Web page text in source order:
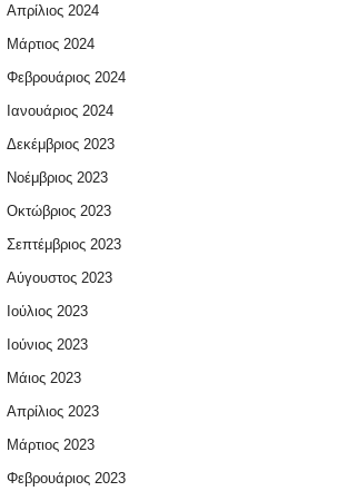
Απρίλιος 2024
Μάρτιος 2024
Φεβρουάριος 2024
Ιανουάριος 2024
Δεκέμβριος 2023
Νοέμβριος 2023
Οκτώβριος 2023
Σεπτέμβριος 2023
Αύγουστος 2023
Ιούλιος 2023
Ιούνιος 2023
Μάιος 2023
Απρίλιος 2023
Μάρτιος 2023
Φεβρουάριος 2023